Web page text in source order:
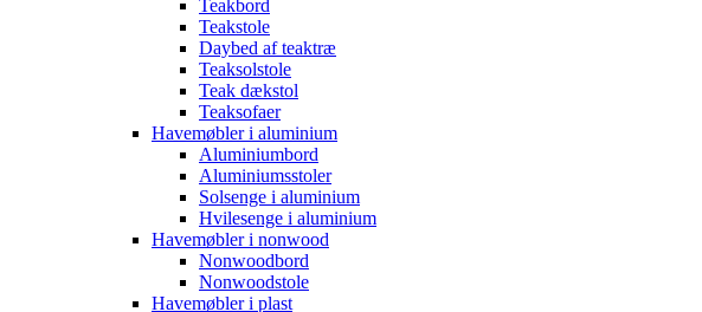
Teakbord
Teakstole
Daybed af teaktræ
Teaksolstole
Teak dækstol
Teaksofaer
Havemøbler i aluminium
Aluminiumbord
Aluminiumsstoler
Solsenge i aluminium
Hvilesenge i aluminium
Havemøbler i nonwood
Nonwoodbord
Nonwoodstole
Havemøbler i plast